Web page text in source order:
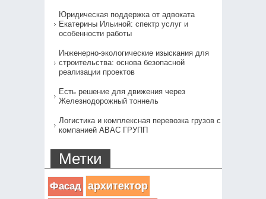
Юридическая поддержка от адвоката
Екатерины Ильиной: спектр услуг и
особенности работы
Инженерно-экологические изыскания для
строительства: основа безопасной
реализации проектов
Есть решение для движения через
Железнодорожный тоннель
Логистика и комплексная перевозка грузов с
компанией АВАС ГРУПП
Метки
Фасад архитектор